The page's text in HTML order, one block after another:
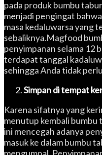
pada produk bumbu
menjadi pengingat
masa kedaluwarsa yang
sebaliknya.Magfood
penyimpanan selama 12
terdapat tanggal
sehingga Anda tidak
Simpan di tempat
Karena sifatnya yang
menutup kembali bumbu
ini mencegah adanya
masuk ke dalam bumbu